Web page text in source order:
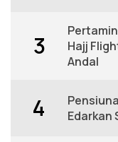
3
Hajj
Andal
4
Edarkan